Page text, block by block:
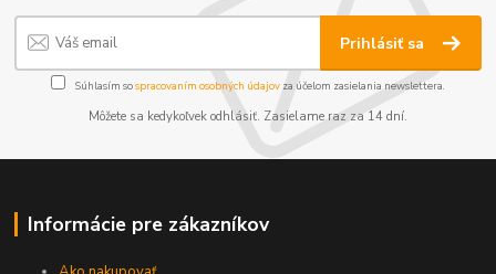
Prihlásiť sa
Súhlasím sospracovaním osobných údajov za účelom zasielania newslettera.
Môžete sa kedykoľvek odhlásiť. Zasielame raz za 14 dní.
Informácie pre zákazníkov